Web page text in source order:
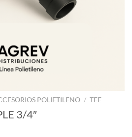
POLIETILENO / TEE
3/4″